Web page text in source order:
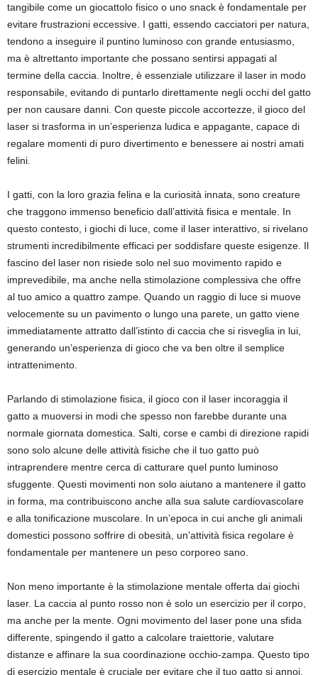
tangibile come un giocattolo fisico o uno snack è fondamentale per
evitare frustrazioni eccessive. I gatti, essendo cacciatori per natura,
tendono a inseguire il puntino luminoso con grande entusiasmo,
ma è altrettanto importante che possano sentirsi appagati al
termine della caccia. Inoltre, è essenziale utilizzare il laser in modo
responsabile, evitando di puntarlo direttamente negli occhi del gatto
per non causare danni. Con queste piccole accortezze, il gioco del
laser si trasforma in un’esperienza ludica e appagante, capace di
regalare momenti di puro divertimento e benessere ai nostri amati
felini.
I gatti, con la loro grazia felina e la curiosità innata, sono creature
che traggono immenso beneficio dall’attività fisica e mentale. In
questo contesto, i giochi di luce, come il laser interattivo, si rivelano
strumenti incredibilmente efficaci per soddisfare queste esigenze. Il
fascino del laser non risiede solo nel suo movimento rapido e
imprevedibile, ma anche nella stimolazione complessiva che offre
al tuo amico a quattro zampe. Quando un raggio di luce si muove
velocemente su un pavimento o lungo una parete, un gatto viene
immediatamente attratto dall’istinto di caccia che si risveglia in lui,
generando un’esperienza di gioco che va ben oltre il semplice
intrattenimento.
Parlando di stimolazione fisica, il gioco con il laser incoraggia il
gatto a muoversi in modi che spesso non farebbe durante una
normale giornata domestica. Salti, corse e cambi di direzione rapidi
sono solo alcune delle attività fisiche che il tuo gatto può
intraprendere mentre cerca di catturare quel punto luminoso
sfuggente. Questi movimenti non solo aiutano a mantenere il gatto
in forma, ma contribuiscono anche alla sua salute cardiovascolare
e alla tonificazione muscolare. In un’epoca in cui anche gli animali
domestici possono soffrire di obesità, un’attività fisica regolare è
fondamentale per mantenere un peso corporeo sano.
Non meno importante è la stimolazione mentale offerta dai giochi
laser. La caccia al punto rosso non è solo un esercizio per il corpo,
ma anche per la mente. Ogni movimento del laser pone una sfida
differente, spingendo il gatto a calcolare traiettorie, valutare
distanze e affinare la sua coordinazione occhio-zampa. Questo tipo
di esercizio mentale è cruciale per evitare che il tuo gatto si annoi,